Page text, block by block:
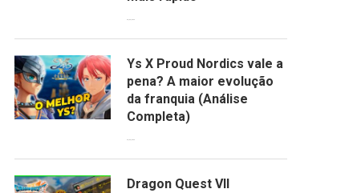
Ys X Proud Nordics vale a
pena? A maior evolução
da franquia (Análise
Completa)
Dragon Quest VII